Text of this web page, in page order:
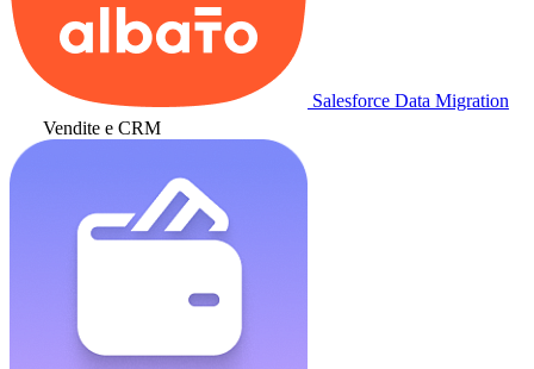
Salesforce Data Migration
Vendite e CRM